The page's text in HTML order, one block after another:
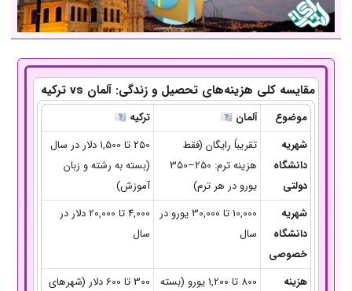
مقایسه کلی هزینه‌های تحصیل و زندگی: آلمان vs ترکیه
موضوع آلمان 🇩🇪
ترکیه 🇹🇷
شهریه
دانشگاه
دولتی
تقریباً رایگان (فقط
هزینه ترم: 250–350
یورو در هر ترم)
250 تا 1,500 دلار در سال
(بسته به رشته و زبان
آموزش)
شهریه
دانشگاه
خصوصی
10,000 تا 30,000 یورو در
سال
4,000 تا 20,000 دلار در
سال
هزینه
800 تا 1,200 یورو (بسته
300 تا 600 دلار (شهرهای